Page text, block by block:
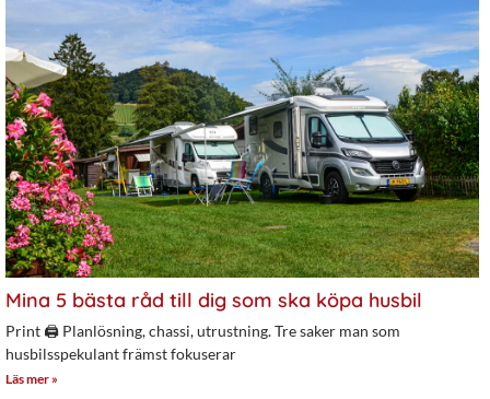
Mina 5 bästa råd till dig som ska köpa husbil
Print 🖨 Planlösning, chassi, utrustning. Tre saker man som
husbilsspekulant främst fokuserar
Läs mer »